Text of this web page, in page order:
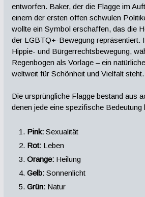
entworfen. Baker, der die Flagge im
einem der ersten offen schwulen
wollte ein Symbol erschaffen, das die
der LGBTQ+-Bewegung repräsentiert.
Hippie- und Bürgerrechtsbewegung,
Regenbogen als Vorlage – ein
weltweit für Schönheit und Vielfalt steht.
Die ursprüngliche Flagge bestand aus
denen jede eine spezifische Bedeutung
Pink:Sexualität
Rot:Leben
Orange:Heilung
Gelb:Sonnenlicht
Grün:Natur